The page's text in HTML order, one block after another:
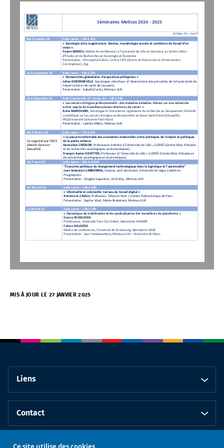
Séminaires Metices 2024 - 2025
Octobre 24 – mai 25
Me 2 octobre 24 Salle Janne – 14h à 16h
« Sociologie de la magistrature. Genèse, morphologie sociale et conditions de travail d’un
corps ».
Yoann DEMOLI, Maître de conférences à l'université de Lille et chercheur au Centre Lillois
d'Études et de Recherches en Sociologie et Économie
Présentation : Christophe Dubois, Centre CRIS (Centre de Recherche et d'Intervention
Sociologique), ULg
Ve 8 novembre 24 Salle Janne – 10h à 12h
« Domesticités globalisées. Perspectives philippines »
Julien DEBONNEVILLE Sociologue , chercheur àl’observatoire des précarités de la haute école de
travail social et de santé de Lausanne.
Présentation : Isabelle Carles, Metices-ULB.
Ve 6 décembre 24 Salle Sommeville (2e niveau IS) – 14h à 16h
« Les cancers d’origine professionnelle : des maladies évitables. Retour sur une recherche
action auprès de travailleurs/euses atteint-es de cancer »
Anne MARCHAND, Sociologue et historienne, ingénieure de recherche au Groupement d’intérêt
scientifique sur les cancers d’origine professionnelle en Seine Saint -Denis (Giscop93),
IRIS/Université Sorbonne Paris Nord.
Présentation : Laetitia Mélon, Metices-ULB.
Me 5 février 25 Salle Janne – 17hà 19h
Co-organisé par l’AGS
(Atelier Genre et
Sexualité)
« La place inconfortable des assistantes maternelles entre politiques de l'emploi et politiques
de la petite enfance
Geneviève CRESSON, Professeure émérite à l’Université de Lille I , CLERSÉ (Centre lillois d’études
et de recherches sociologiques et économiques).
François Xavier DEVETTER , Professeur à l’Université de Lille I, CLERSÉ (Centre lillois d’études et
de recherches sociologiques et économiques).
Ve 7 mars 25 Salle Janne – 10h à 12h30
"Économie politique du changement technologique dans la logistique et l'automobile"
Juan Sebastian CARBONNEL , Gerpisa, post-doctorant, Université de Liège, Cedem et
PragmApolis
Présentation : Douglas Sepulchre, Isil Erdinç, Metices-ULB
Ve 18 avril 25 Salle Janne – 14h à 16h
« Informalité et colonialité: terreau du travail digital »
Antonio A. CASILLI, Professeur, Telecom Paris | Institut Polytechnique de Paris
Présentation : Zephyr Vitali, Meike Brodersen, Metices -ULB
Lu 19 mai 25 Salle Janne – 14h à 16h
« Dynamique de mobilisation et de syndicalisation des travailleurs de plateforme »
Donna KESSELMAN
Professeure, Université Paris-Est Créteil, laboratoire IMAGER
Fabien BRUGIÈRE
Maître de conférences, Université de Strasbourg, laboratoire SAGE
Présentation : Jean Vandewattyne, Metices-ULB –Université de Mons
MIS À JOUR LE 27 JANVIER 2025
Liens
Contact